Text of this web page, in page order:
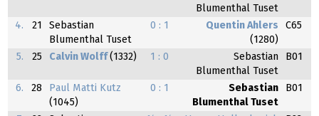
Blumenthal Tuset
4. 21
Sebastian
Blumenthal Tuset
0 : 1
Quentin Ahlers
(1280)
C65
5. 25 Calvin Wolff (1332) 1 : 0
Sebastian
Blumenthal Tuset
B01
6. 28
Paul Matti Kutz
(1045)
0 : 1
Sebastian
Blumenthal Tuset
B01